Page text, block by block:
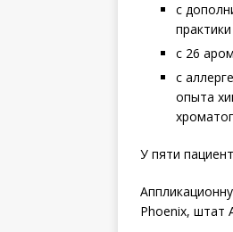
с
с 26
с
опыта
У пяти
Phoenix, штат